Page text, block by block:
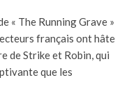
« The Running Grave »
français ont hâte
de Strike et Robin, qui
que les